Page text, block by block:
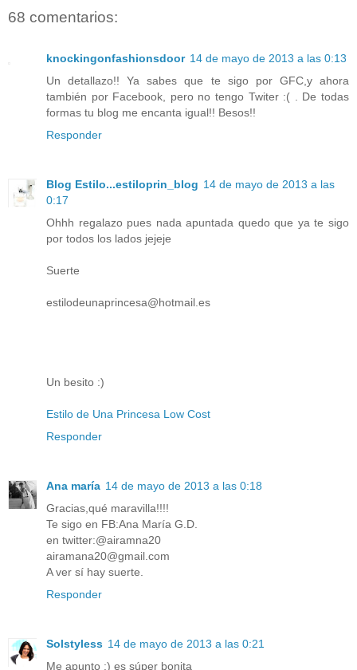
68 comentarios:
knockingonfashionsdoor 14 de mayo de 2013 a las 0:13
Un detallazo!! Ya sabes que te sigo por GFC,y ahora
también por Facebook, pero no tengo Twiter :( . De todas
formas tu blog me encanta igual!! Besos!!
Responder
Blog Estilo...estiloprin_blog 14 de mayo de 2013 a las
0:17
Ohhh regalazo pues nada apuntada quedo que ya te sigo
por todos los lados jejeje
Suerte
estilodeunaprincesa@hotmail.es
Un besito :)
Estilo de Una Princesa Low Cost
Responder
Ana maría 14 de mayo de 2013 a las 0:18
Gracias,qué maravilla!!!!
Te sigo en FB:Ana María G.D.
en twitter:@airamna20
airamana20@gmail.com
A ver sí hay suerte.
Responder
Solstyless 14 de mayo de 2013 a las 0:21
Me apunto ;) es súper bonita